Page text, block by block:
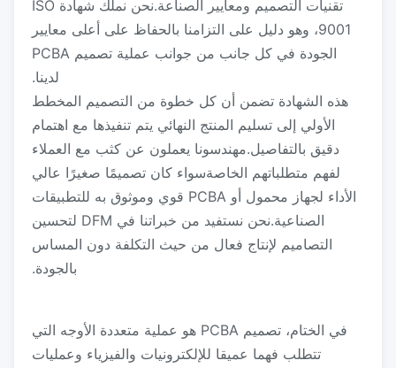
تقنيات التصميم ومعايير الصناعة.نحن نملك شهادة ISO
9001، وهو دليل على التزامنا بالحفاظ على أعلى معايير
الجودة في كل جانب من جوانب عملية تصميم PCBA
هذه الشهادة تضمن أن كل خطوة من التصميم المخطط
الأولي إلى تسليم المنتج النهائي يتم تنفيذها مع اهتمام
دقيق بالتفاصيل.مهندسونا يعملون عن كثب مع العملاء
لفهم متطلباتهم الخاصةسواء كان تصميمًا صغيرًا عالي
الأداء لجهاز محمول أو PCBA قوي وموثوق به للتطبيقات
الصناعية.نحن نستفيد من خبراتنا في DFM لتحسين
التصاميم لإنتاج فعال من حيث التكلفة دون المساس
بالجودة.
في الختام، تصميم PCBA هو عملية متعددة الأوجه التي
تتطلب فهما عميقا للإلكترونيات والفيزياء وعمليات